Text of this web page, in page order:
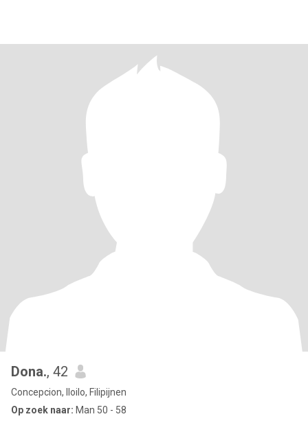
Dona., 42
Concepcion, Iloilo, Filipijnen
Op zoek naar: Man 50 - 58